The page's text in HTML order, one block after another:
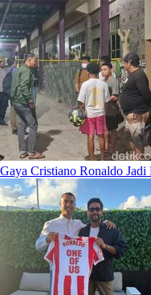
Gaya Cristiano Ronaldo